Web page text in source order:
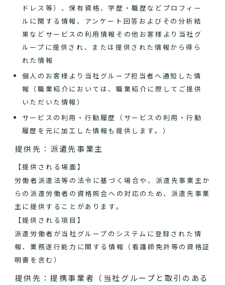
ドレス等）、保有資格、学歴・職歴などプロフィー
ルに関する情報、アンケート回答およびその分析結
果などサービスの利用情報その他お客様より当社グ
ループに提供され、または提供された情報から得ら
れた情報
個人のお客様より当社グループ担当者へ通知した情
報（職業紹介においては、職業紹介に際してご提供
いただいた情報）
サービスの利用・行動履歴（サービスの利用・行動
履歴を元に加工した情報も提供します。）
提供先：派遣先事業主
【提供される場面】
労働者派遣法等の法令に基づく場合や、派遣先事業主か
らの派遣労働者の資格照会への対応のため、派遣先事業
主に提供することがあります。
【提供される項目】
派遣労働者が当社グループのシステムに登録された情
報、業務遂行能力に関する情報（看護師免許等の資格証
明書を含む）
提供先：提携事業者（当社グループと取引のある